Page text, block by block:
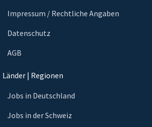
Impressum / Rechtliche Angaben
Datenschutz
AGB
Länder | Regionen
Jobs in Deutschland
Jobs in der Schweiz